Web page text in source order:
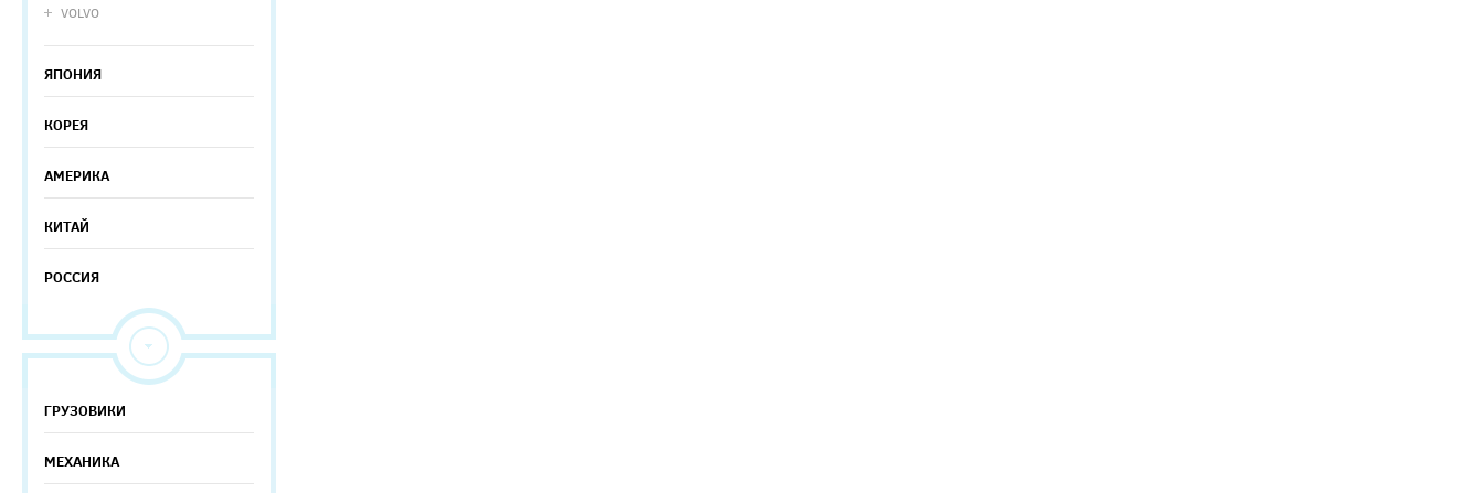
VOLVO
ЯПОНИЯ
КОРЕЯ
АМЕРИКА
КИТАЙ
РОССИЯ
ГРУЗОВИКИ
МЕХАНИКА